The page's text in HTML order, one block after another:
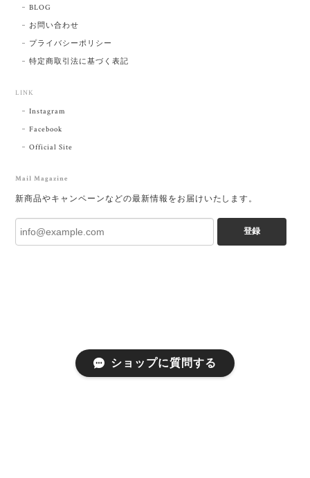
BLOG
お問い合わせ
プライバシーポリシー
特定商取引法に基づく表記
LINK
Instagram
Facebook
Official Site
Mail Magazine
新商品やキャンペーンなどの最新情報をお届けいたします。
登録
ショップに質問する